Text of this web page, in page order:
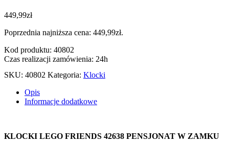
449,99zł
Poprzednia najniższa cena: 449,99zł.
Kod produktu: 40802
Czas realizacji zamówienia: 24h
SKU: 40802 Kategoria: Klocki
Opis
Informacje dodatkowe
KLOCKI LEGO FRIENDS 42638 PENSJONAT W ZAMKU